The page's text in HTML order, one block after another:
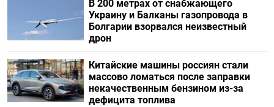
В 200 метрах от снабжающего
Украину и Балканы газопровода в
Болгарии взорвался неизвестный
дрон
Китайские машины россиян стали
массово ломаться после заправки
некачественным бензином из-за
дефицита топлива